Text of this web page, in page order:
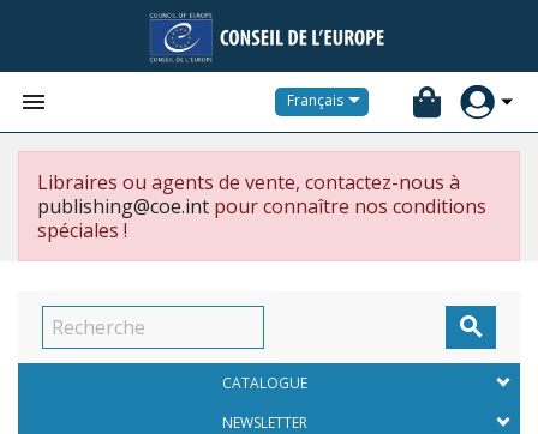
 Français
Libraires ou agents de vente, contactez-nous à
publishing@coe.int pour connaître nos conditions
spéciales !

CATALOGUE
NEWSLETTER